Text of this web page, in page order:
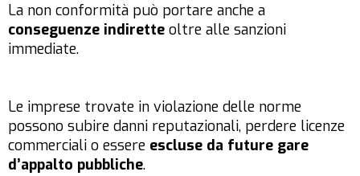
La non conformità può portare anche a
conseguenze indirette oltre alle sanzioni
immediate.
Le imprese trovate in violazione delle norme
possono subire danni reputazionali, perdere licenze
commerciali o essere escluse da future gare
d’appalto pubbliche.